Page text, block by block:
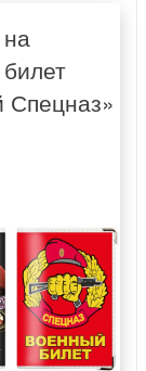
Спецназ»